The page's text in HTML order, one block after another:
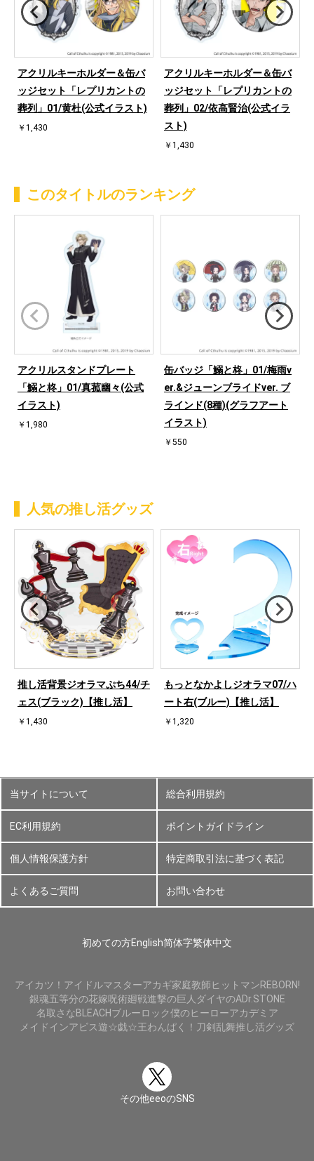
アクリルキーホルダー＆缶バ
ッジセット「レプリカントの
葬列」01/黄杜(公式イラスト)
￥1,430
アクリルキーホルダー＆缶バ
ッジセット「レプリカントの
葬列」02/依高賢治(公式イラ
スト)
￥1,430
このタイトルのランキング
アクリルスタンドプレート
「鰯と柊」01/真菰幽々(公式
イラスト)
￥1,980
缶バッジ「鰯と柊」01/梅雨v
er.&ジューンブライドver. ブ
ラインド(8種)(グラフアート
イラスト)
￥550
人気の推し活グッズ
推し活背景ジオラマぷち44/チ
ェス(ブラック)【推し活】
￥1,430
もっとなかよしジオラマ07/ハ
ート右(ブルー)【推し活】
￥1,320
当サイトについて 総合利用規約
EC利用規約 ポイントガイドライン
個人情報保護方針 特定商取引法に基づく表記
よくあるご質問 お問い合わせ
初めての方English简体字繁体中文
アイカツ！ アイドルマスターアカギ家庭教師ヒットマンREBORN!
銀魂五等分の花嫁呪術廻戦進撃の巨人 ダイヤのADr.STONE
名取さなBLEACHブルーロック僕のヒーローアカデミア
メイドインアビス遊☆戯☆王わんぱく！刀剣乱舞推し活グッズ
その他eeoのSNS